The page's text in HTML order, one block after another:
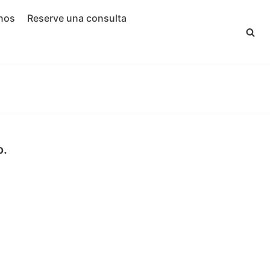
Reserve una consulta